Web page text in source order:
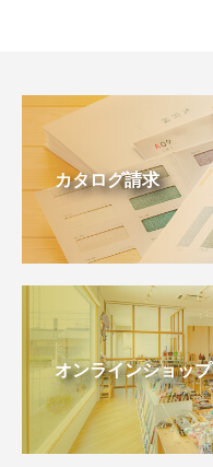
カタログ請求
オンラインショップ